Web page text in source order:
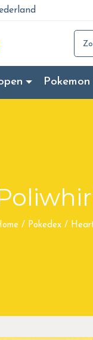
Search
/ Pokedex /